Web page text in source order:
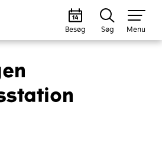
Besøg Søg Menu